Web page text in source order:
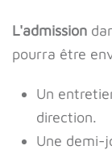
L'admission
pourra être
Un
direction.
Une demi-